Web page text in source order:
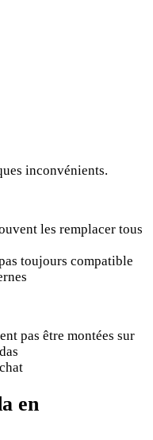
inconvénients.
les remplacer tous
toujours compatible
pas être montées sur
en